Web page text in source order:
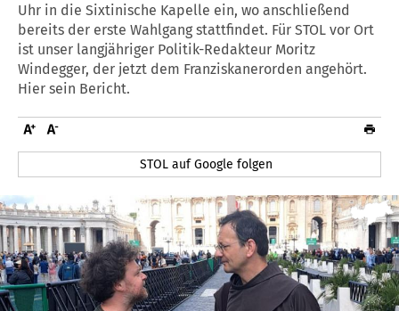
Uhr in die Sixtinische Kapelle ein, wo anschließend
bereits der erste Wahlgang stattfindet. Für STOL vor Ort
ist unser langjähriger Politik-Redakteur Moritz
Windegger, der jetzt dem Franziskanerorden angehört.
Hier sein Bericht.
STOL auf Google folgen